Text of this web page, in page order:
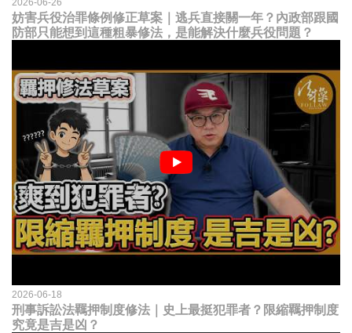
妨害兵役治罪條例修正草案｜逃兵直接關一年？內政部跟國
防部只能想到這種粗暴修法，是能解決什麼兵役問題？
2026-06-18
刑事訴訟法羈押制度修法｜史上最挺犯罪者？限縮羈押制度
究竟是吉是凶？